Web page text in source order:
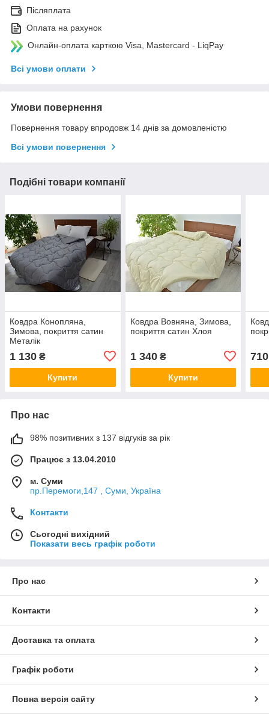
Післяплата
Оплата на рахунок
Онлайн-оплата карткою Visa, Mastercard - LiqPay
Всі умови оплати
Умови повернення
Повернення товару впродовж 14 днів за домовленістю
Всі умови повернення
Подібні товари компанії
Ковдра Конопляна,
Зимова, покриття сатин
Металік
1 130 ₴
Купити
Ковдра Вовняна, Зимова,
покриття сатин Хлоя
1 340₴
Купити
710
Про нас
98% позитивних з 137 відгуків за рік
Працює з 13.04.2010
м. Суми
пр.Перемоги,147 , Суми, Україна
Контакти
Сьогодні вихідний
Показати весь графік роботи
Про нас
Контакти
Доставка та оплата
Графік роботи
Повна версія сайту